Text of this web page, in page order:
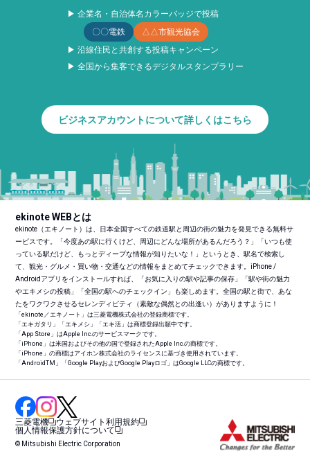
▶ 企業名・自治体名カラーバッジで投稿
〇〇電鉄
△△市観光協会
▶ 沿線住民と共創する投稿キャンペーン
▶ 全国から集客できるデジタルスタンプラリー
ビジネスアカウントについて詳しくはこちら
ekinote WEBとは
ekinote（エキノート）は、日本全国すべての鉄道駅と周辺の街の魅力を発見できる無料サ
ービスです。「今度あの駅に行くけど、周辺にどんな場所があるんだろう？」「いつも使
っている駅だけど、もっとディープな情報が知りたいな！」というとき、駅名で検索し
て、観光・グルメ・買い物・交通などの情報をまとめてチェックできます。iPhone /
Androidアプリをインストールすれば、「お気に入りの駅や記事の保存」「駅や街の魅力
やエキメシの投稿」「全国の駅へのチェックイン」も楽しめます。全国の駅と街で、あな
たをワクワクさせるセレンディピティ（素敵な偶然との出逢い）がありますように！
「ekinote／エキノート」は三菱電機株式会社の登録商標です。
「エキガタリ」「エキメシ」「エキ活」は商標登録出願中です。
「App Store」はApple Inc.のサービスマークです。
「iPhone」は米国およびその他の国で登録されたApple Inc.の商標です。
「iPhone」の商標はアイホン株式会社のライセンスに基づき使用されています。
「AndroidTM 」「Google PlayおよびGoogle Playロゴ」はGoogle LLCの商標です。
三菱電機
ウェブサイト利用規約
個人情報保護方針について
© Mitsubishi Electric Corporation